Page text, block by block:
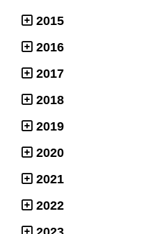
2015
2016
2017
2018
2019
2020
2021
2022